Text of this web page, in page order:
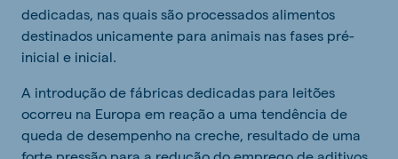
dedicadas, nas quais são processados alimentos
destinados unicamente para animais nas fases pré-
inicial e inicial.
A introdução de fábricas dedicadas para leitões
ocorreu na Europa em reação a uma tendência de
queda de desempenho na creche, resultado de uma